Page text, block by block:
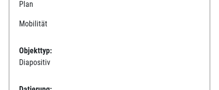
Plan
Mobilität
Objekttyp:
Diapositiv